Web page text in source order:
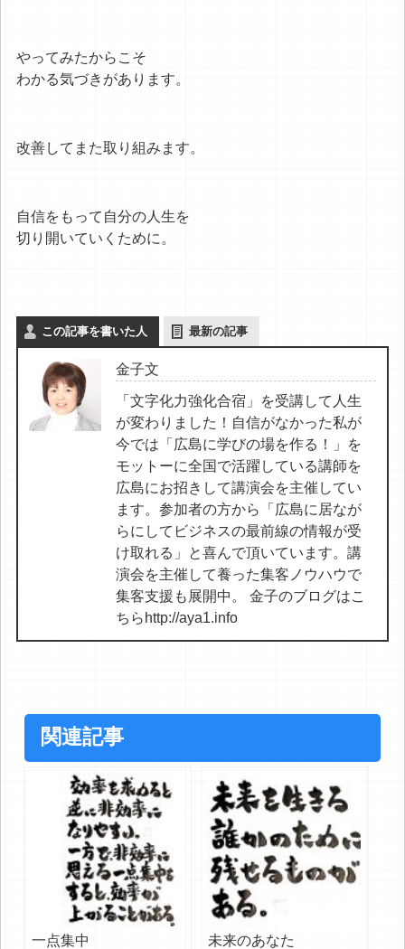
やってみたからこそ
わかる気づきがあります。
改善してまた取り組みます。
自信をもって自分の人生を
切り開いていくために。
この記事を書いた人 最新の記事
金子文
「文字化力強化合宿」を受講して人生
が変わりました！自信がなかった私が
今では「広島に学びの場を作る！」を
モットーに全国で活躍している講師を
広島にお招きして講演会を主催してい
ます。参加者の方から「広島に居なが
らにしてビジネスの最前線の情報が受
け取れる」と喜んで頂いています。講
演会を主催して養った集客ノウハウで
集客支援も展開中。 金子のブログはこ
ちらhttp://aya1.info
関連記事
一点集中
未来のあなた